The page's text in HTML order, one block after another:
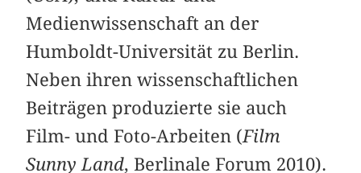
Medienwissenschaft an der
Humboldt-Universität zu Berlin.
Neben ihren wissenschaftlichen
Beiträgen produzierte sie auch
Film- und Foto-Arbeiten (Film
Sunny Land, Berlinale Forum 2010).